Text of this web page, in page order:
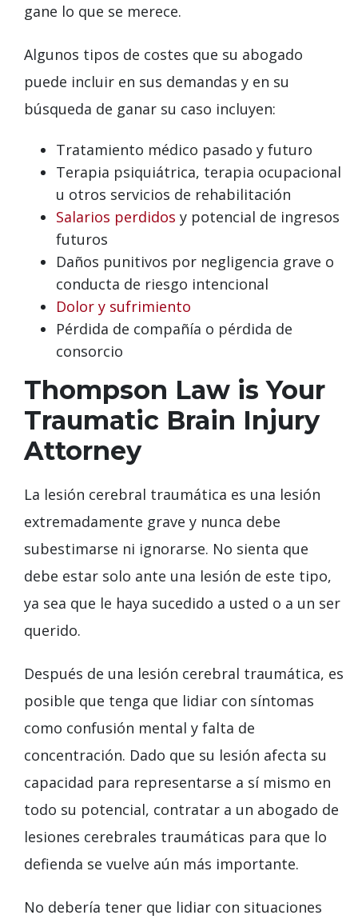
gane lo que se merece.
Algunos tipos de costes que su abogado
puede incluir en sus demandas y en su
búsqueda de ganar su caso incluyen:
Tratamiento médico pasado y futuro
Terapia psiquiátrica, terapia ocupacional
u otros servicios de rehabilitación
Salarios perdidos y potencial de ingresos
futuros
Daños punitivos por negligencia grave o
conducta de riesgo intencional
Dolor y sufrimiento
Pérdida de compañía o pérdida de
consorcio
Thompson Law is Your
Traumatic Brain Injury
Attorney
La lesión cerebral traumática es una lesión
extremadamente grave y nunca debe
subestimarse ni ignorarse. No sienta que
debe estar solo ante una lesión de este tipo,
ya sea que le haya sucedido a usted o a un ser
querido.
Después de una lesión cerebral traumática, es
posible que tenga que lidiar con síntomas
como confusión mental y falta de
concentración. Dado que su lesión afecta su
capacidad para representarse a sí mismo en
todo su potencial, contratar a un abogado de
lesiones cerebrales traumáticas para que lo
defienda se vuelve aún más importante.
No debería tener que lidiar con situaciones